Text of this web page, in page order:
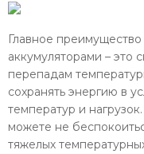
Главное
аккумуляторами – это
перепадам
сохранять энергию в
температур и
можете не
тяжелых